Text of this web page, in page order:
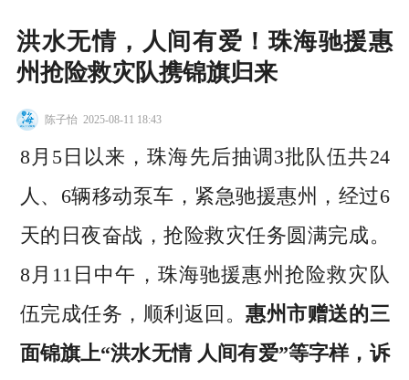
洪水无情，人间有爱！珠海驰援惠
州抢险救灾队携锦旗归来
陈子怡 2025-08-11 18:43
8月5日以来，珠海先后抽调3批队伍共24
人、6辆移动泵车，紧急驰援惠州，经过6
天的日夜奋战，抢险救灾任务圆满完成。
8月11日中午，珠海驰援惠州抢险救灾队
伍完成任务，顺利返回。惠州市赠送的三
面锦旗上“洪水无情 人间有爱”等字样，诉